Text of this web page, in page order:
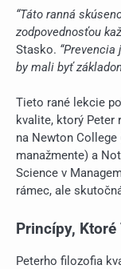
“Táto ranná
zodpovednosťou
Stasko.
by mali byť
Tieto rané lekcie
kvalite, ktorý Peter
na Newton
manažmente) a
Science v
rámec, ale
Princípy,
Peterho filozofia